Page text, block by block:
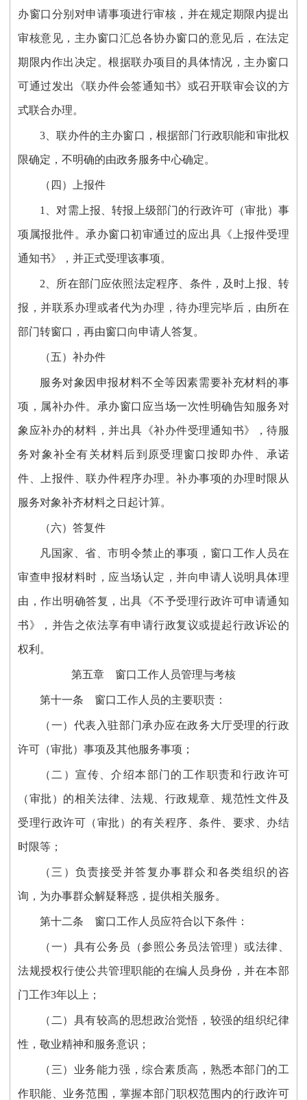
办窗口分别对申请事项进行审核，并在规定期限内提出
审核意见，主办窗口汇总各协办窗口的意见后，在法定
期限内作出决定。根据联办项目的具体情况，主办窗口
可通过发出《联办件会签通知书》或召开联审会议的方
式联合办理。
3、联办件的主办窗口，根据部门行政职能和审批权
限确定，不明确的由政务服务中心确定。
（四）上报件
1、对需上报、转报上级部门的行政许可（审批）事
项属报批件。承办窗口初审通过的应出具《上报件受理
通知书》，并正式受理该事项。
2、所在部门应依照法定程序、条件，及时上报、转
报，并联系办理或者代为办理，待办理完毕后，由所在
部门转窗口，再由窗口向申请人答复。
（五）补办件
服务对象因申报材料不全等因素需要补充材料的事
项，属补办件。承办窗口应当场一次性明确告知服务对
象应补办的材料，并出具《补办件受理通知书》，待服
务对象补全有关材料后到原受理窗口按即办件、承诺
件、上报件、联办件程序办理。补办事项的办理时限从
服务对象补齐材料之日起计算。
（六）答复件
凡国家、省、市明令禁止的事项，窗口工作人员在
审查申报材料时，应当场认定，并向申请人说明具体理
由，作出明确答复，出具《不予受理行政许可申请通知
书》，并告之依法享有申请行政复议或提起行政诉讼的
权利。
第五章 窗口工作人员管理与考核
第十一条 窗口工作人员的主要职责：
（一）代表入驻部门承办应在政务大厅受理的行政
许可（审批）事项及其他服务事项；
（二）宣传、介绍本部门的工作职责和行政许可
（审批）的相关法律、法规、行政规章、规范性文件及
受理行政许可（审批）的有关程序、条件、要求、办结
时限等；
（三）负责接受并答复办事群众和各类组织的咨
询，为办事群众解疑释惑，提供相关服务。
第十二条 窗口工作人员应符合以下条件：
（一）具有公务员（参照公务员法管理）或法律、
法规授权行使公共管理职能的在编人员身份，并在本部
门工作3年以上；
（二）具有较高的思想政治觉悟，较强的组织纪律
性，敬业精神和服务意识；
（三）业务能力强，综合素质高，熟悉本部门的工
作职能、业务范围，掌握本部门职权范围内的行政许可